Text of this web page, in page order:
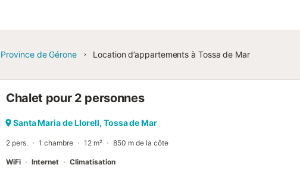
Province de Gérone Location d’appartements à Tossa de Mar
Chalet pour 2 personnes
Santa Maria de Llorell, Tossa de Mar
2 pers. 1 chambre 12 m² 850 m de la côte
WiFi Internet Climatisation